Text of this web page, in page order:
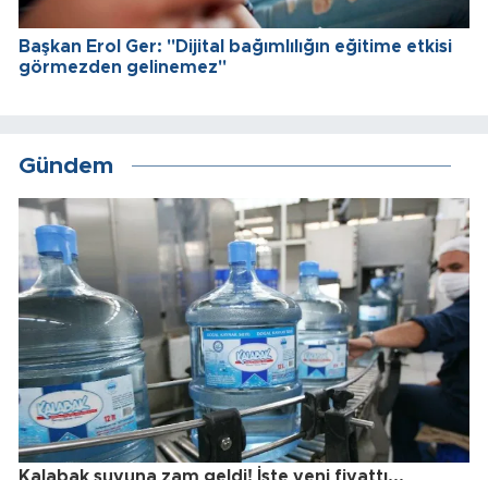
Başkan Erol Ger: "Dijital bağımlılığın eğitime etkisi
görmezden gelinemez"
Gündem